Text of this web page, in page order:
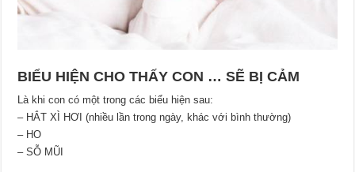
BIỂU HIỆN CHO THẤY CON … SẼ BỊ CẢM
Là khi con có một trong các biểu hiện sau:
– HẮT XÌ HƠI (nhiều lần trong ngày, khác với bình thường)
– HO
– SỖ MŨI